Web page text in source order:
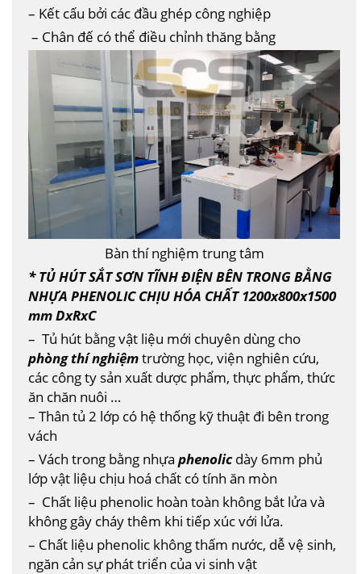
– Kết cấu bởi các đầu ghép công nghiệp
– Chân đế có thể điều chỉnh thăng bằng
Bàn thí nghiệm trung tâm
* TỦ HÚT SẮT SƠN TĨNH ĐIỆN BÊN TRONG BẰNG
NHỰA PHENOLIC CHỊU HÓA CHẤT 1200x800x1500
mm DxRxC
– Tủ hút bằng vật liệu mới chuyên dùng cho
phòng thí nghiệmtrường học, viện nghiên cứu,
các công ty sản xuất dược phẩm, thực phẩm, thức
ăn chăn nuôi …
– Thân tủ 2 lớp có hệ thống kỹ thuật đi bên trong
vách
– Vách trong bằng nhựa phenolicdày 6mm phủ
lớp vật liệu chịu hoá chất có tính ăn mòn
– Chất liệu phenolic hoàn toàn không bắt lửa và
không gây cháy thêm khi tiếp xúc với lửa.
– Chất liệu phenolic không thấm nước, dễ vệ sinh,
ngăn cản sự phát triển của vi sinh vật